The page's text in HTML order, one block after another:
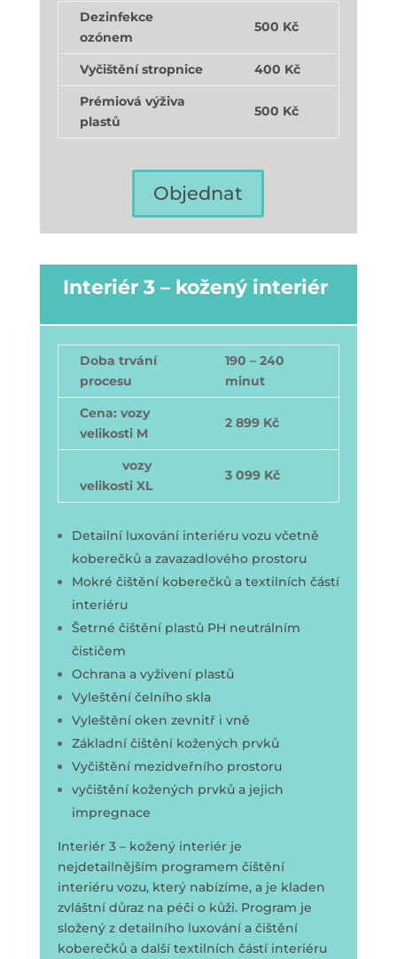
Dezinfekce
ozónem
500 Kč
Vyčištění stropnice
400 Kč
Prémiová výživa
plastů
500 Kč
Objednat
Interiér 3 – kožený interiér
Doba trvání
procesu
190 – 240
minut
Cena: vozy
velikosti M
2 899 Kč
vozy
velikosti XL
3 099 Kč
Detailní luxování interiéru vozu včetně
koberečků a zavazadlového prostoru
Mokré čištění koberečků a textilních částí
interiéru
Šetrné čištění plastů PH neutrálním
čističem
Ochrana a vyživení plastů
Vyleštění čelního skla
Vyleštění oken zevnitř i vně
Základní čištění kožených prvků
Vyčištění mezidveřního prostoru
vyčištění kožených prvků a jejich
impregnace
Interiér 3 – kožený interiér je
nejdetailnějším programem čištění
interiéru vozu, který nabízíme, a je kladen
zvláštní důraz na péči o kůži. Program je
složený z detailního luxování a čištění
koberečků a další textilních částí interiéru